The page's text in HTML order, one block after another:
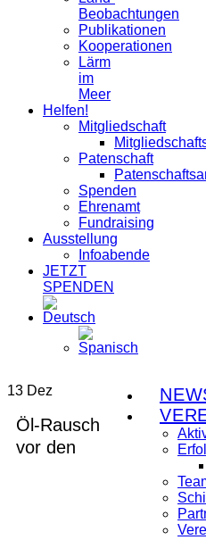
Beobachtungen
Publikationen
Kooperationen
Lärm
im
Meer
Helfen!
Mitgliedschaft
Patenschaft
Spenden
Ehrenamt
Fundraising
Ausstellung
Infoabende
JETZT
SPENDEN
13 Dez
Öl-Rausch
vor den